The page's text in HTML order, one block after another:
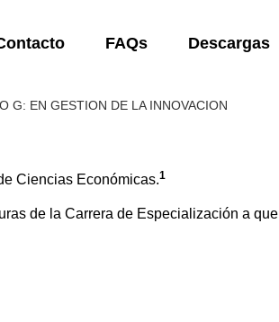
FAQs Descargas
G: EN GESTION DE LA INNOVACION
Ciencias Económicas.1
de la Carrera de Especialización a que